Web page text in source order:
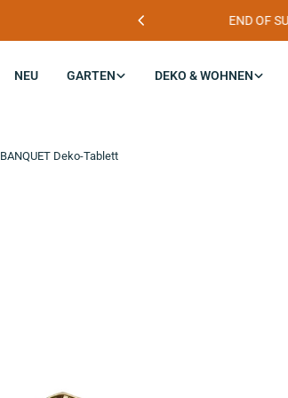
NEU GARTEN DEKO & WOHNEN
BANQUET Deko-Tablett